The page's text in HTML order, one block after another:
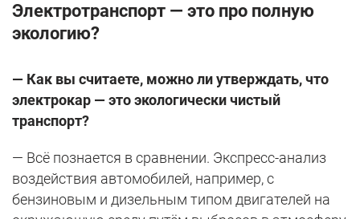
Электротранспорт — это про полную
экологию?
— Как вы считаете, можно ли утверждать, что
электрокар — это экологически чистый
транспорт?
— Всё познается в сравнении. Экспресс-анализ
воздействия автомобилей, например, с
бензиновым и дизельным типом двигателей на